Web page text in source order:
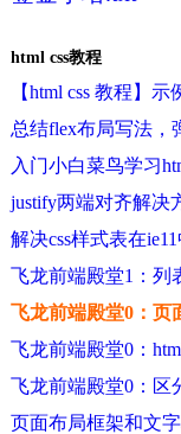
html css教程
【html css 教程】
总结flex布局写法，
入门小白菜鸟学习
justify两端对齐解决
解决css样式表在
飞龙前端殿堂1：列
飞龙前端殿堂0：页
飞龙前端殿堂0：
飞龙前端殿堂0：区
页面布局框架和文